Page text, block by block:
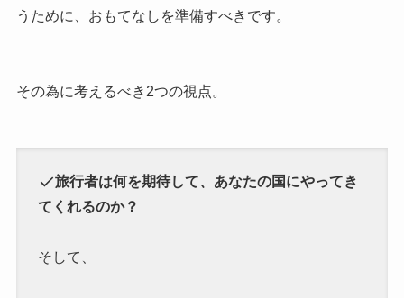
うために、おもてなしを準備すべきです。
その為に考えるべき2つの視点。
旅行者は何を期待して、あなたの国にやってき
てくれるのか？
そして、